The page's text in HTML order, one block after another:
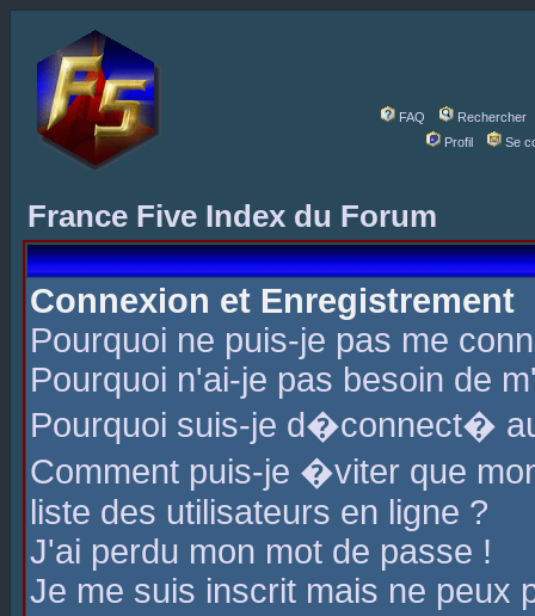
FAQ
Rechercher
Profil
Se
France Five Index du Forum
Connexion et Enregistrement
Pourquoi ne puis-je pas me
Pourquoi n'ai-je pas besoin de
Pourquoi suis-je d�connect�
Comment puis-je �viter que
liste des utilisateurs en ligne ?
J'ai perdu mon mot de passe !
Je me suis inscrit mais ne peux